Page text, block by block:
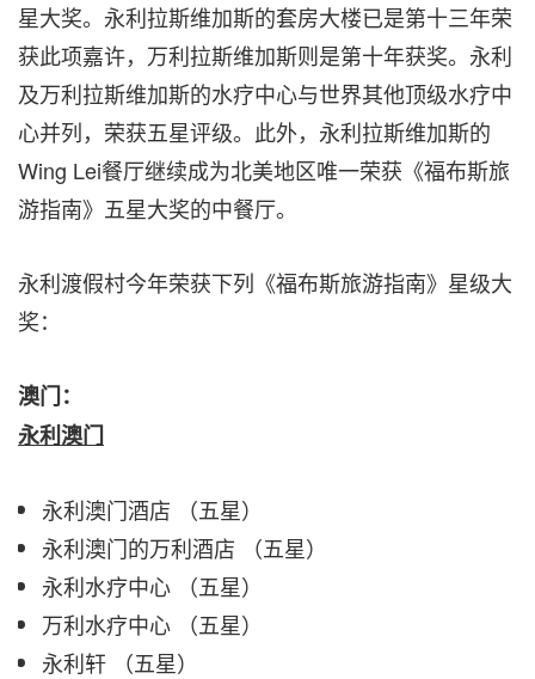
星大奖。永利拉斯维加斯的套房大楼已是第十三年荣
获此项嘉许，万利拉斯维加斯则是第十年获奖。永利
及万利拉斯维加斯的水疗中心与世界其他顶级水疗中
心并列，荣获五星评级。此外，永利拉斯维加斯的
Wing Lei餐厅继续成为北美地区唯一荣获《福布斯旅
游指南》五星大奖的中餐厅。
永利渡假村今年荣获下列《福布斯旅游指南》星级大
奖：
澳门：
永利澳门
永利澳门酒店 （五星）
永利澳门的万利酒店 （五星）
永利水疗中心 （五星）
万利水疗中心 （五星）
永利轩 （五星）